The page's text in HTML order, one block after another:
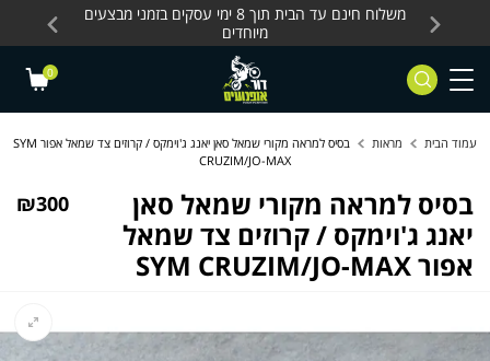
Skip to Content
Contact Us
כלים חשמליים
משלוח חינם עד הבית תוך 8 ימי עסקים בזמני מבצעים
מיוחדים
0
עמוד הבית מראות
בסיס למראה מקורי שמאל סאן יאנג ג'וימקס / קרוזים צד שמאל אפור SYM
CRUZIM/JO-MAX
בסיס למראה מקורי שמאל סאן
יאנג ג'וימקס / קרוזים צד שמאל
אפור SYM CRUZIM/JO-MAX
₪300